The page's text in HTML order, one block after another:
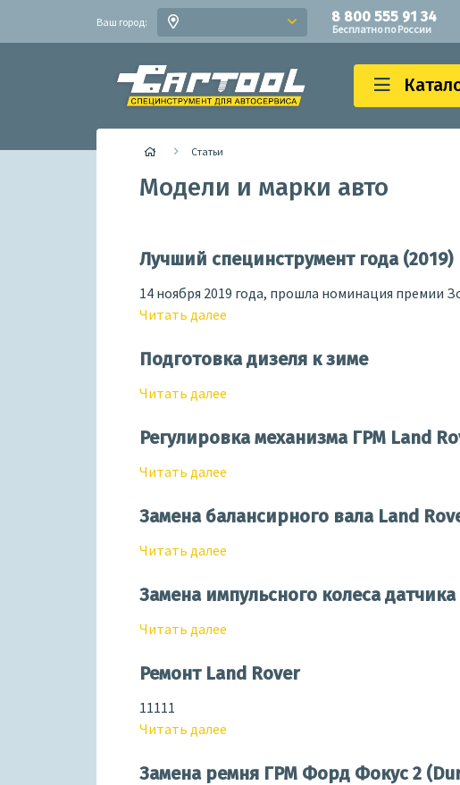
Ваш город: 8 800 555 91 34
Бесплатно по России
Статьи
Модели и марки авто
Лучший специнструмент года (2019)
14 ноября 2019 года, прошла номинация премии
Читать далее
Подготовка дизеля к зиме
Читать далее
Регулировка механизма ГРМ Land
Читать далее
Замена балансирного вала Land
Читать далее
Замена импульсного колеса
Читать далее
Ремонт Land Rover
11111
Читать далее
Замена ремня ГРМ Форд Фокус 2